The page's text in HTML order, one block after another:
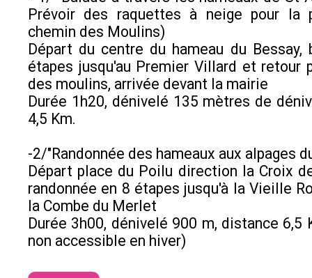
Prévoir des raquettes à neige pour la
chemin des Moulins)
Départ du centre du hameau du Bessay,
étapes jusqu'au Premier Villard et retour
des moulins, arrivée devant la mairie
Durée 1h20, dénivelé 135 mètres de
4,5 Km.
-2/"Randonnée des hameaux aux alpages
Départ place du Poilu direction la Croix
randonnée en 8 étapes jusqu'à la Vieille
la Combe du Merlet
Durée 3h00, dénivelé 900 m, distance 6,5
non accessible en hiver)